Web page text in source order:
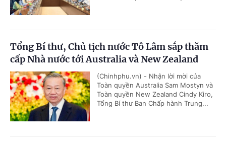
Tổng Bí thư, Chủ tịch nước Tô Lâm sắp thăm
cấp Nhà nước tới Australia và New Zealand
(Chinhphu.vn) - Nhận lời mời của
Toàn quyền Australia Sam Mostyn và
Toàn quyền New Zealand Cindy Kiro,
Tổng Bí thư Ban Chấp hành Trung...